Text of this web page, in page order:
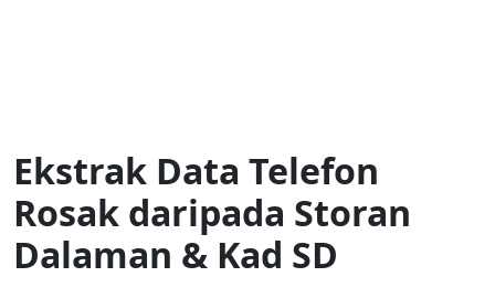
Ekstrak Data Telefon
Rosak daripada Storan
Dalaman & Kad SD